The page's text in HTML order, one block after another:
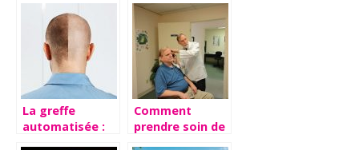
massage
La greffe
automatisée :
Comment
prendre soin de